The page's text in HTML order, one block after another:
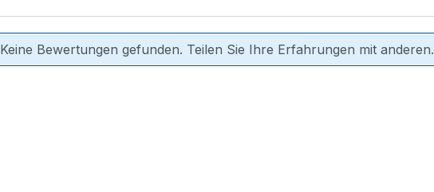
Keine Bewertungen gefunden. Teilen Sie Ihre Erfahrungen mit anderen.